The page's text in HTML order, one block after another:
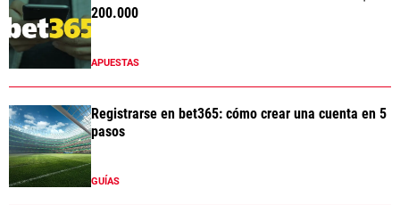
200.000
APUESTAS
Registrarse en bet365: cómo crear una cuenta en 5
pasos
GUÍAS